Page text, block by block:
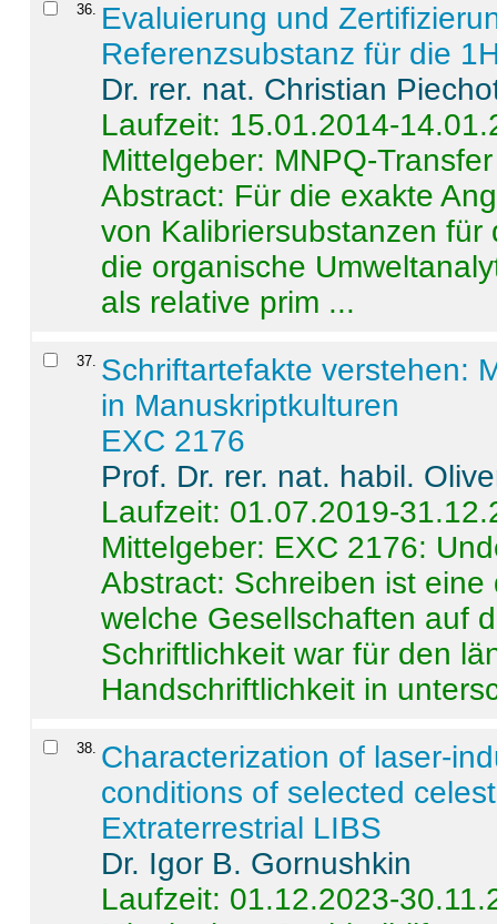
36. Evaluierung und
Referenzsubstanz für die
Dr. rer. nat. Christian
Laufzeit: 15.01.2014-
Mittelgeber: MNPQ-Transfer
Abstract: Für die exakte
von Kalibriersubstanzen
die organische
als relative prim ...
37. Schriftartefakte verstehen:
in Manuskriptkulturen
EXC 2176
Prof. Dr. rer. nat. habil.
Laufzeit: 01.07.2019-
Mittelgeber: EXC 2176:
Abstract: Schreiben ist
welche Gesellschaften auf
Schriftlichkeit war für den
Handschriftlichkeit in
38. Characterization of laser-
conditions of selected
Extraterrestrial LIBS
Dr. Igor B. Gornushkin
Laufzeit: 01.12.2023-